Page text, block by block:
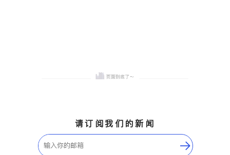
请订阅我们的新闻